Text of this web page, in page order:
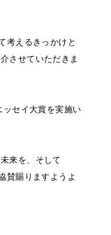
考えるきっかけと
させていただきま
セイ大賞を実施い
来を、そして
賛賜りますようよ